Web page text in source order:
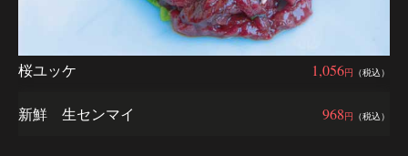
1,056円 （税込）
桜ユッケ
968円 （税込）
新鮮 生センマイ